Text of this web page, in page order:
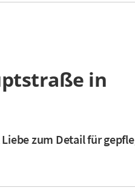
in
zum Detail für